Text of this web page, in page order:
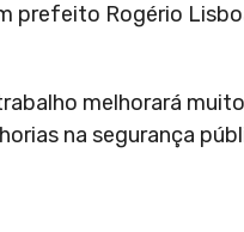
prefeito Rogério
melhorará
na segurança